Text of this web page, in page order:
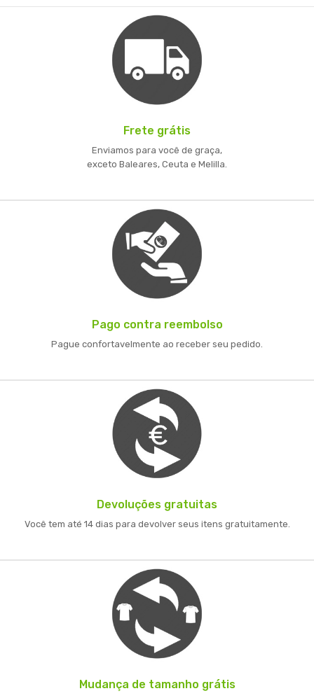
Frete grátis
Enviamos para você de graça,
exceto Baleares, Ceuta e Melilla.
Pago contra reembolso
Pague confortavelmente ao receber seu pedido.
Devoluções gratuitas
Você tem até 14 dias para devolver seus itens gratuitamente.
Mudança de tamanho grátis